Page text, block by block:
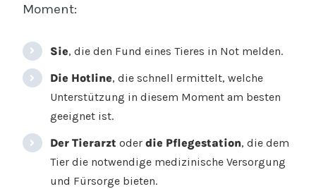
Moment:
Sie, die den Fund eines Tieres in Not melden.
Die Hotline, die schnell ermittelt, welche
Unterstützung in diesem Moment am besten
geeignet ist.
Der Tierarzt oder die Pflegestation, die dem
Tier die notwendige medizinische Versorgung
und Fürsorge bieten.